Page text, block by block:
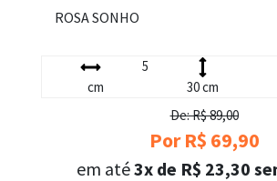
ROSA SONHO
5
cm
30 cm
De: R$ 89,00
Por R$ 69,90
em até3x de R$ 23,30